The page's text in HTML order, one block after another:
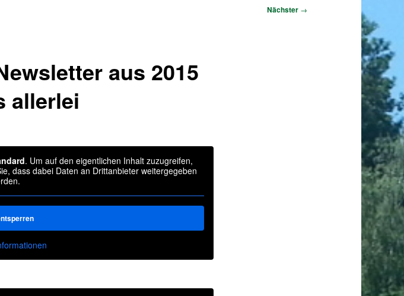
Nächster →
aus 2015
allerlei
. Um auf den eigentlichen Inhalt zuzugreifen,
dass dabei Daten an Drittanbieter weitergegeben